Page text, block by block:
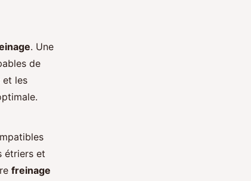
. Une
de
et les
étriers et
freinage